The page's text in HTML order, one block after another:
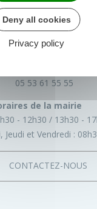
PRIGONRIEUX
du Groupe Loiseau
24130 Prigonrieux
05 53 61 55 55
de la mairie
- 12h30
13h30 -
Jeudi et Vendredi :
CONTACTEZ-NOUS
Deny all cookies
Privacy policy